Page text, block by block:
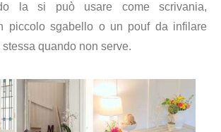
la si può usare come scrivania,
piccolo sgabello o un pouf da infilare
quando non serve.